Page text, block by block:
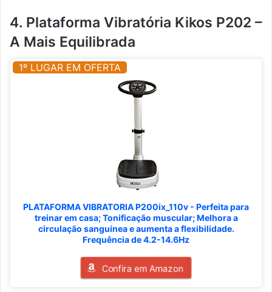
4. Plataforma Vibratória Kikos P202 –
A Mais Equilibrada
1º LUGAR EM OFERTA
PLATAFORMA VIBRATORIA P200ix_110v - Perfeita para
treinar em casa; Tonificação muscular; Melhora a
circulação sanguínea e aumenta a flexibilidade.
Frequência de 4.2-14.6Hz
Confira em Amazon